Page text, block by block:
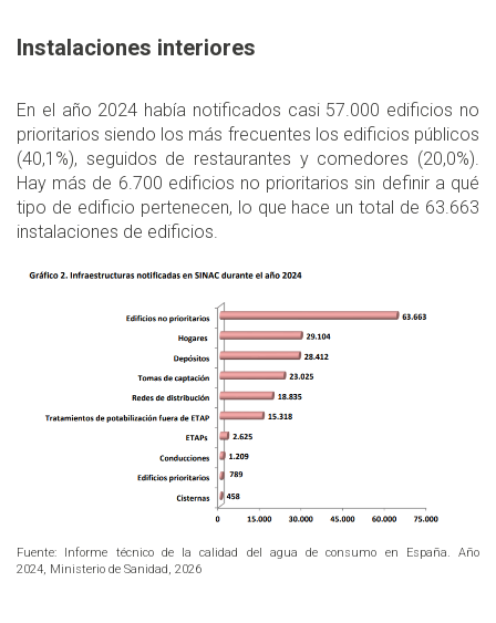
Instalaciones interiores
En el año 2024 había notificados casi 57.000 edificios no
prioritarios siendo los más frecuentes los edificios públicos
(40,1%), seguidos de restaurantes y comedores (20,0%).
Hay más de 6.700 edificios no prioritarios sin definir a qué
tipo de edificio pertenecen, lo que hace un total de 63.663
instalaciones de edificios.
Fuente: Informe técnico de la calidad del agua de consumo en España. Año
2024, Ministerio de Sanidad, 2026